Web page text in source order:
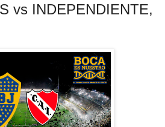
vs INDEPENDIENTE,